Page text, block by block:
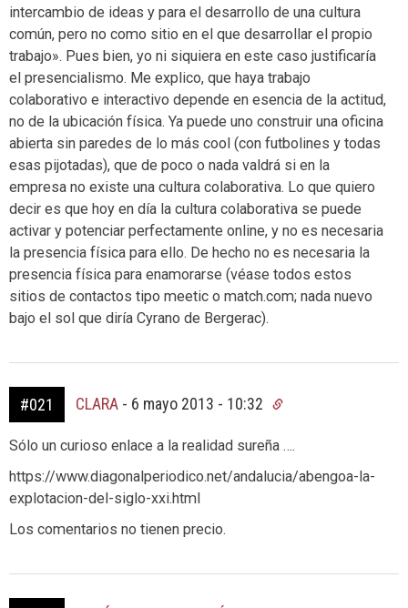
intercambio de ideas y para el desarrollo de una cultura
común, pero no como sitio en el que desarrollar el propio
trabajo». Pues bien, yo ni siquiera en este caso justificaría
el presencialismo. Me explico, que haya trabajo
colaborativo e interactivo depende en esencia de la actitud,
no de la ubicación física. Ya puede uno construir una oficina
abierta sin paredes de lo más cool (con futbolines y todas
esas pijotadas), que de poco o nada valdrá si en la
empresa no existe una cultura colaborativa. Lo que quiero
decir es que hoy en día la cultura colaborativa se puede
activar y potenciar perfectamente online, y no es necesaria
la presencia física para ello. De hecho no es necesaria la
presencia física para enamorarse (véase todos estos
sitios de contactos tipo meetic o match.com; nada nuevo
bajo el sol que diría Cyrano de Bergerac).
#021 CLARA - 6 mayo 2013 - 10:32
Sólo un curioso enlace a la realidad sureña ….
https://www.diagonalperiodico.net/andalucia/abengoa-la-
explotacion-del-siglo-xxi.html
Los comentarios no tienen precio.